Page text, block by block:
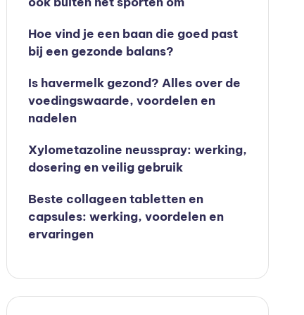
Hoe vind je een baan die goed past
bij een gezonde balans?
Is havermelk gezond? Alles over de
voedingswaarde, voordelen en
nadelen
Xylometazoline neusspray: werking,
dosering en veilig gebruik
Beste collageen tabletten en
capsules: werking, voordelen en
ervaringen